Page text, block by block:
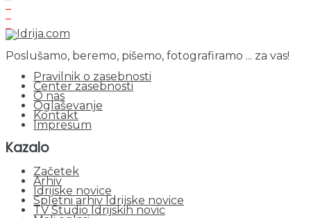
Poslušamo, beremo, pišemo, fotografiramo ... za vas!
Pravilnik o zasebnosti
Center zasebnosti
O nas
Oglaševanje
Kontakt
Impresum
Kazalo
Začetek
Arhiv
Idrijske novice
Spletni arhiv Idrijske novice
TV Studio Idrijskih novic